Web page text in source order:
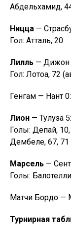
Абдельхамид,
Ницца —
Гол: Атталь, 20
Лилль — Дижон
Гол: Лотоа, 72
Генгам — Нант
Лион — Тулуза
Голы: Депай,
Дембеле, 67,
Марсель —
Голы:
Матчи Бордо —
Турнирная